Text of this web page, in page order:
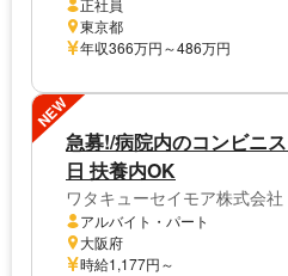
正社員
東京都
年収366万円～486万円
NEW
急募!/病院内のコンビニ
日 扶養内OK
ワタキューセイモア株式会社
アルバイト・パート
大阪府
時給1,177円～